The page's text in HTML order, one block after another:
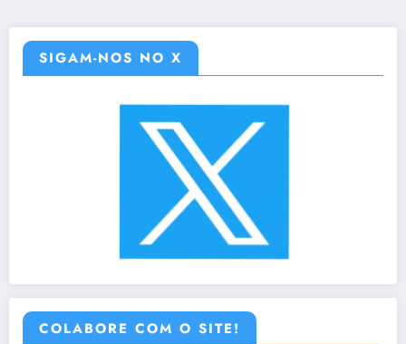
SIGAM-NOS NO X
COLABORE COM O SITE!